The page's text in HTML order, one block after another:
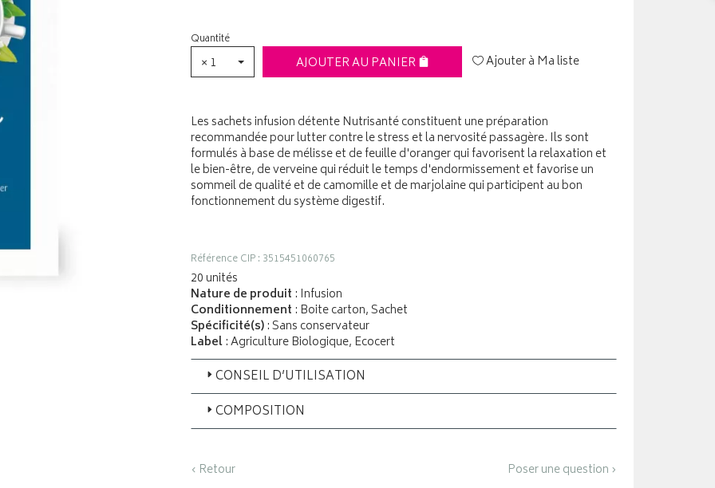
Quantité
× 1 AJOUTER AU PANIER Ajouter à Ma liste
Les sachets infusion détente Nutrisanté constituent une préparation
recommandée pour lutter contre le stress et la nervosité passagère. Ils sont
formulés à base de mélisse et de feuille d'oranger qui favorisent la relaxation et
le bien-être, de verveine qui réduit le temps d'endormissement et favorise un
sommeil de qualité et de camomille et de marjolaine qui participent au bon
fonctionnement du système digestif.
Référence CIP : 3515451060765
20 unités
Nature de produit : Infusion
Conditionnement : Boite carton, Sachet
Spécificité(s): Sans conservateur
Label: Agriculture Biologique, Ecocert
CONSEIL D’UTILISATION
COMPOSITION
‹ Retour Poser une question ›